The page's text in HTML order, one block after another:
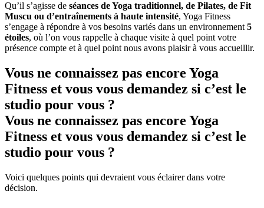
Qu’il s’agisse de séances de Yoga traditionnel, de Pilates, de Fit
Muscu ou d’entraînements à haute intensité, Yoga Fitness
s’engage à répondre à vos besoins variés dans un environnement5
étoiles, où l’on vous rappelle à chaque visite à quel point votre
présence compte et à quel point nous avons plaisir à vous accueillir.
Vous ne connaissez pas encore Yoga
Fitness et vous vous demandez si c’est le
studio pour vous ?
Vous ne connaissez pas encore Yoga
Fitness et vous vous demandez si c’est le
studio pour vous ?
Voici quelques points qui devraient vous éclairer dans votre
décision.